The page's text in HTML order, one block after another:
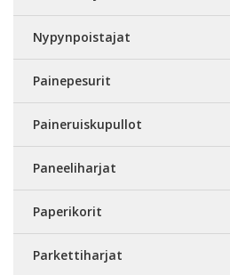
Nypynpoistajat
Painepesurit
Paineruiskupullot
Paneeliharjat
Paperikorit
Parkettiharjat